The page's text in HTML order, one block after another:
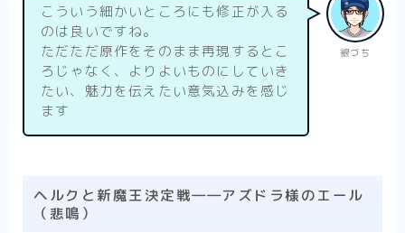
銀づち
こういう細かいところにも修正が入る
のは良いですね。
ただただ原作をそのまま再現するとこ
ろじゃなく、よりよいものにしていき
たい、魅力を伝えたい意気込みを感じ
ます
ヘルクと新魔王決定戦――アズドラ様のエール
（悲鳴）